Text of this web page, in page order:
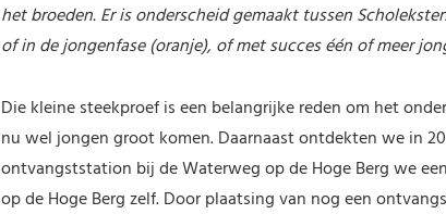
het broeden. Er is onderscheid gemaakt tussen
of in de jongenfase (oranje), of met succes één of meer
Die kleine steekproef is een belangrijke reden om het
nu wel jongen groot komen. Daarnaast ontdekten we in
ontvangststation bij de Waterweg op de Hoge Berg we
op de Hoge Berg zelf. Door plaatsing van nog een